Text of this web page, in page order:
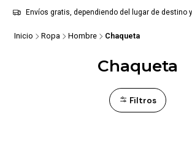
Envíos gratis, dependiendo del lugar de destino
Inicio Ropa Hombre Chaqueta
Chaqueta
Filtros